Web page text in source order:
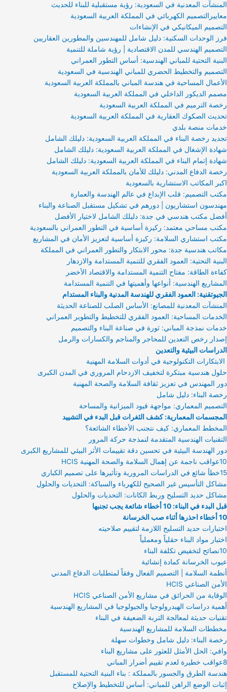
المنشآت المعدنية في السعودية: رؤية مستقبلية للبناء للحديث
معاييرالتصميم الكهربائي في المملكة العربية السعودية
التصميم الميكانيكي في الإنشاءات
فرز الوحدات السكنية: دليل شامل للمهندسين والمطورين العقاريين
التصميم الهندسي للمدن الاقتصادية | رؤية شاملة للتنمية
البنية التحتية للمباني الهندسية: أساس التطور العمراني
التصميم والتخطيط الحضري للمباني الهندسية في السعودية
الأعمال المساحية في هندسة المباني بالمملكة العربية السعودية
مصمم الديكور الداخلي في المملكة العربية السعودية
رخصة الترميم في المملكة العربية السعودية
تحديث الصكوك العقارية في المملكة العربية السعودية
خدمات منصة بلدي
تجديد رخصة البناء في المملكة العربية السعودية: دليلك الشامل
شهادة الإشغال في المملكة العربية السعودية: دليلك الشامل
شهادة إتمام البناء في المملكة العربية السعودية: دليلك الشامل
رخصة الدفاع المدني: دليلك للأمان بالمملكة العربية السعودية
اكبر المكاتب الاستشارية بالسعودية
مكتب التصميم: قلب الإبداع في عالم الهندسة والعمارة
مهندسون استشاريون | دورهم في تشكيل مستقبل الصناعة والبناء
أفضل مكتب هندسي في جدة: دليلك الشامل لاختيار الأفضل
مكتب مساحي معتمد: ركيزة أساسية في التطور العمراني بالسعودية
مكتب استشاري السلامة: ركيزة أساسية لتعزيز الأمان في المشاريع
مكاتب هندسية جدة: محور الابتكار والتطور العمراني في المملكة
البنية التحتية: العمود الفقري للتنمية المستدامة والازدهار
كفاءة الطاقة: مفتاح التنمية المستدامة والاقتصاد الأخضر
المشاريع الهندسية: أنواعها وأهميتها في التنمية المستدامة
الجيوتقنية: العمود الفقري للهندسة المدنية والبناء المستدام
المنشآت المعدنية للمصانع: الأساس الصلب للصناعة الحديثة
الخدمات المساحية: العمود الفقري للتخطيط والتطوير العمراني
خدمات نمذجة المباني: ثورة في صناعة البناء والتصميم
إصدار رخص التعدين للمحاجر والمناجم والكسارات والرمل
الدراسات البيئية والتعدين
الابتكارات التكنولوجية في أدوات السلامة المهنية
حلول هندسية مبتكرة لتخفيف الازدحام المروري في المدن الكبرى
دور المهندس في تعزيز ثقافة السلامة والصحة المهنية
رخصة البناء: دليل شامل
التصميم المعماري: مواجهة قيود الميزانية والمساحة
المجسمات المعمارية: كشف الثغرات قبل البدء في التشييد
المخطط المعماري: كيف نتجنب الأخطاء الشائعة؟
التقنيات الهندسية المتقدمة لنمذجة حركة المرور
دور الهندسة البيئية في تحسين دقة تقييمات الأثر البيئي للمشاريع الكبرى
10عواقب ناجمة عن إهمال السلامة والصحة المهنية HCIS
15خطأ شائع في الدراسات المرورية وتأثيرها على تصميم الكباري
مشاكل التأسيس غير الصحيح للكهرباء والسباكة: التحديات والحلول
مشاكل حديد التسليح وربط الكانات: التحديات والحلول
قبل البدء في البناء: 10 أخطاء شائعة يجب تجنبها
10 أخطاء احذرها أثناء صب الخرسانة
اختبارات حديد التسليح اللازمة لتقييم صلاحيته
اختبار مواد البناء حقلياً ومعملياً
10نصائح لتخفيض تكلفة البناء
عيوب الخرسانة كمادة إنشائية
أنظمة السلامة | التصميم الفعال وفقاً لمتطلبات الدفاع المدني
الأمن الصناعي HCIS
الوقاية من الحرائق في مشاريع الأمن الصناعي HCIS
أهمية دراسات الهيدرولوجيا والجيولوجيا في المشاريع الهندسية
تقنيات حديثة لمعالجة التربة الضعيفة في البناء
مخططات السلامة للمشاريع الهندسية
رخصة البناء: دليل شامل وخطوات سهلة
وافي: الحل الأمثل للعثور على مشاريع البناء
8عواقب خطيرة لعدم تقييم أضرار المباني
هندسة الطرق والجسور بالمملكة : بناء البنية التحتية للمستقبل
إثبات الوضع الراهن للمباني: أساس للتخطيط والإصلاح